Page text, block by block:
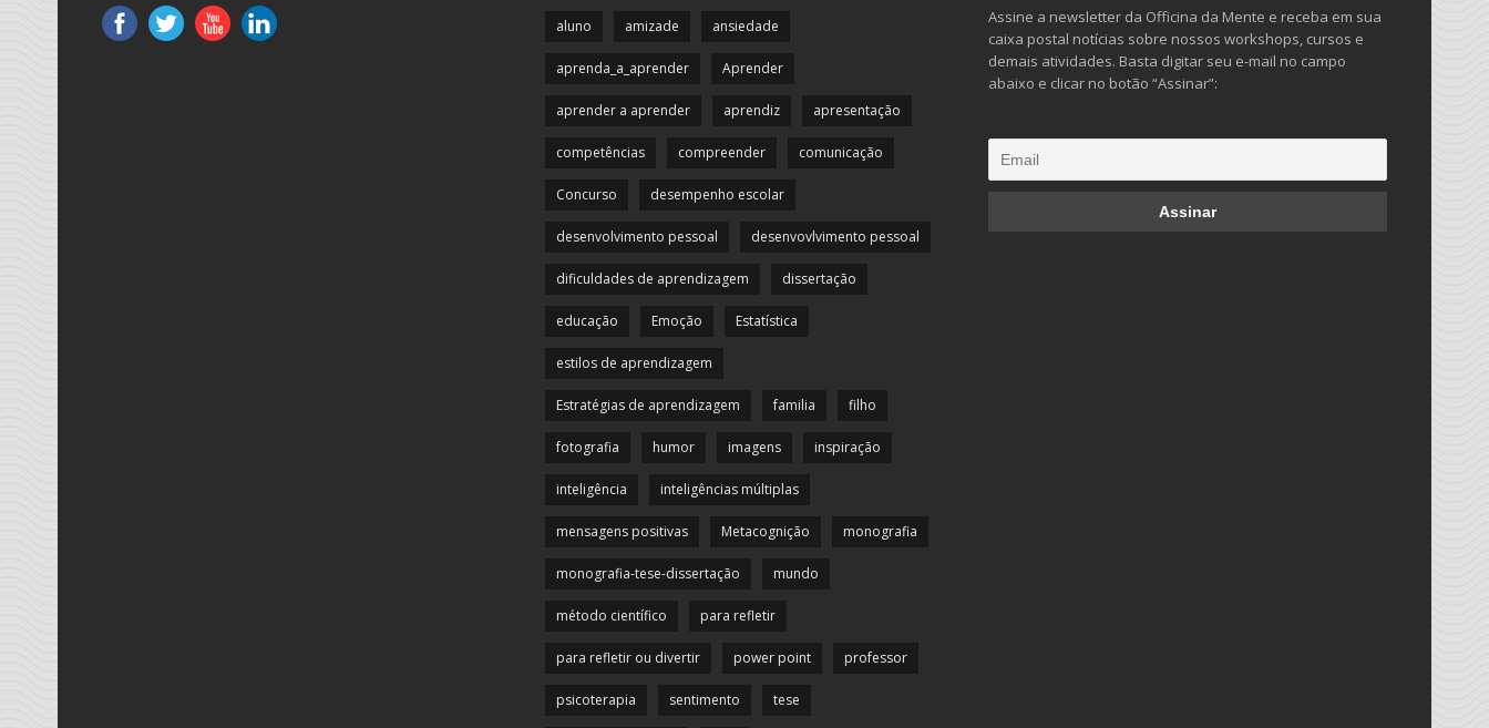
aluno amizade ansiedade
aprenda_a_aprender Aprender
aprender a aprender aprendiz apresentação
competências compreender comunicação
Concurso desempenho escolar
desenvolvimento pessoal desenvovlvimento pessoal
dificuldades de aprendizagem dissertação
educação Emoção Estatística
estilos de aprendizagem
Estratégias de aprendizagem familia filho
fotografia humor imagens inspiração
inteligência inteligências múltiplas
mensagens positivas Metacognição monografia
monografia-tese-dissertação mundo
método científico para refletir
para refletir ou divertir power point professor
psicoterapia sentimento tese
Assine a newsletter da Officina da Mente e receba em sua
caixa postal notícias sobre nossos workshops, cursos e
demais atividades. Basta digitar seu e-mail no campo
abaixo e clicar no botão “Assinar”: